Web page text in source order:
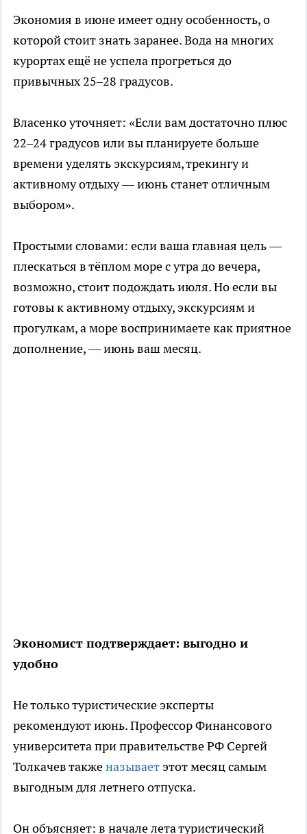
Экономия в июне имеет одну особенность, о
которой стоит знать заранее. Вода на многих
курортах ещё не успела прогреться до
привычных 25–28 градусов.
Власенко уточняет: «Если вам достаточно плюс
22–24 градусов или вы планируете больше
времени уделять экскурсиям, трекингу и
активному отдыху — июнь станет отличным
выбором».
Простыми словами: если ваша главная цель —
плескаться в тёплом море с утра до вечера,
возможно, стоит подождать июля. Но если вы
готовы к активному отдыху, экскурсиям и
прогулкам, а море воспринимаете как приятное
дополнение, — июнь ваш месяц.
Экономист подтверждает: выгодно и
удобно
Не только туристические эксперты
рекомендуют июнь. Профессор Финансового
университета при правительстве РФ Сергей
Толкачев такженазывает этот месяц самым
выгодным для летнего отпуска.
Он объясняет: в начале лета туристический